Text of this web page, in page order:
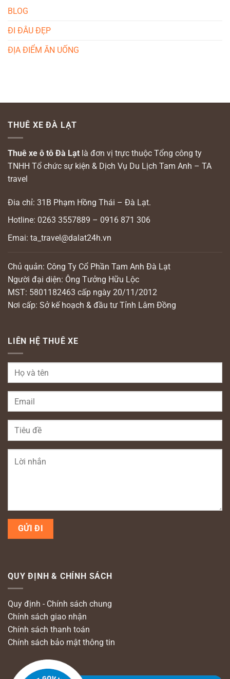
BLOG
ĐI ĐÂU ĐẸP
ĐỊA ĐIỂM ĂN UỐNG
THUÊ XE ĐÀ LẠT
Thuê xe ô tô Đà Lạt là đơn vị trực thuộc Tổng công ty
TNHH Tổ chức sự kiện & Dịch Vụ Du Lịch Tam Anh – TA
travel
Đia chỉ: 31B Phạm Hồng Thái – Đà Lạt.
Hotline: 0263 3557889 – 0916 871 306
Emai: ta_travel@dalat24h.vn
Chủ quản: Công Ty Cổ Phần Tam Anh Đà Lạt
Người đại diện: Ông Tưởng Hữu Lộc
MST: 5801182463 cấp ngày 20/11/2012
Nơi cấp: Sở kế hoạch & đầu tư Tỉnh Lâm Đồng
LIÊN HỆ THUÊ XE
QUY ĐỊNH & CHÍNH SÁCH
Quy định - Chính sách chung
Chính sách giao nhận
Chính sách thanh toán
Chính sách bảo mật thông tin